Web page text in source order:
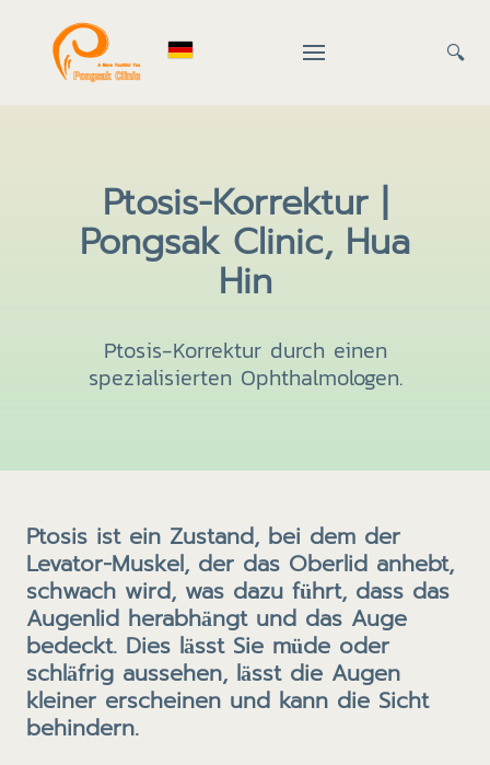
🔍
Ptosis-Korrektur |
Pongsak Clinic, Hua
Hin
Ptosis-Korrektur durch einen
spezialisierten Ophthalmologen.
Ptosis ist ein Zustand, bei dem der
Levator-Muskel, der das Oberlid anhebt,
schwach wird, was dazu führt, dass das
Augenlid herabhängt und das Auge
bedeckt. Dies lässt Sie müde oder
schläfrig aussehen, lässt die Augen
kleiner erscheinen und kann die Sicht
behindern.